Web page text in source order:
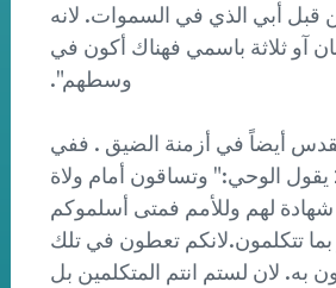
قبل أبي الذي في السموات. لانه
آو ثلاثة باسمي فهناك أكون في
وسطهم".
أيضاً في أزمنة الضيق . ففي
متى 10: 19-20 يقول الوحي:" وتساقون أمام ولاة
لهم وللأمم فمتى أسلموكم
بما تتكلمون.لانكم تعطون في تلك
به. لان لستم انتم المتكلمين بل